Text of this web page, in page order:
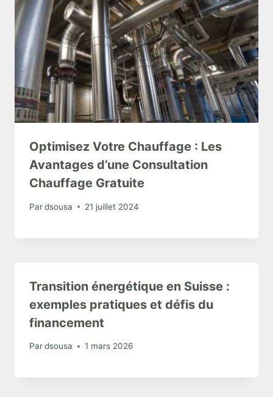
Optimisez Votre Chauffage : Les
Avantages d’une Consultation
Chauffage Gratuite
Pardsousa 21 juillet 2024
Transition énergétique en Suisse :
exemples pratiques et défis du
financement
Pardsousa 1 mars 2026